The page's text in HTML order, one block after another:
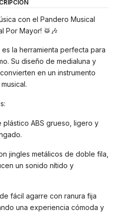
con el Pandero Musical
Por Mayor! 🥁🎶
la herramienta perfecta para
Su diseño de medialuna y
en un instrumento
ABS grueso, ligero y
jingles metálicos de doble fila,
un sonido nítido y
fácil agarre con ranura fija
una experiencia cómoda y